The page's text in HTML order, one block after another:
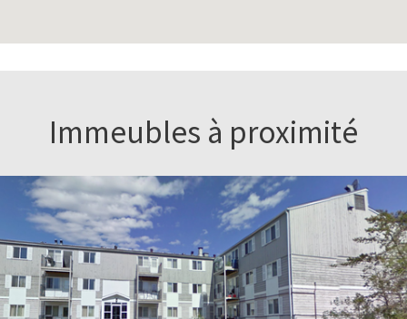
Immeubles à proximité